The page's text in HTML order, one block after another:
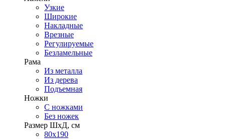
Узкие
Широкие
Накладные
Врезные
Регулируемые
Безламельные
Рама
Из металла
Из дерева
Подъемная
Ножки
С ножками
Без ножек
Размер ШхД, см
80х190